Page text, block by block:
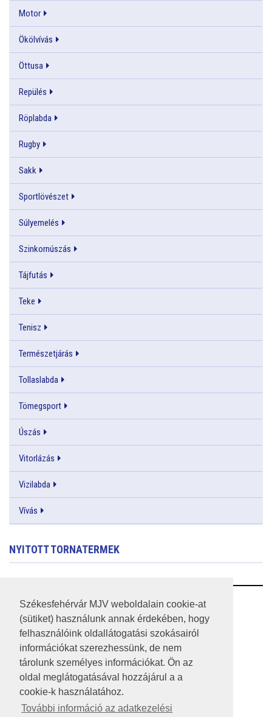
Székesfehérvár MJV weboldalain cookie-at
(sütiket) használunk annak érdekében, hogy
felhasználóink oldallátogatási szokásairól
információkat szerezhessünk, de nem
tárolunk személyes információkat. Ön az
oldal meglátogatásával hozzájárul a a
cookie-k használatához.
További információ az adatkezelési
Motor
Ökölvívás
Öttusa
Repülés
Röplabda
Rugby
Sakk
Sportlövészet
Súlyemelés
Szinkornúszás
Tájfutás
Teke
Tenisz
Természetjárás
Tollaslabda
Tömegsport
Úszás
Vitorlázás
Vizilabda
Vívás
NYITOTT TORNATERMEK
RSS
A HONLAP 2017.03.31-I ÁLLAPOTA
JOGI NYILATKOZAT
IMPRESSZUM